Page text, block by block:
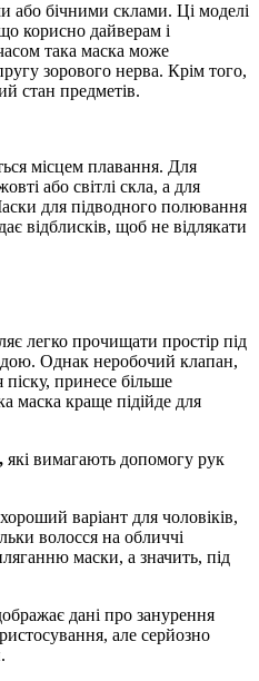
або бічними склами. Ці моделі
корисно дайверам і
така маска може
зорового нерва. Крім того,
стан предметів.
місцем плавання. Для
або світлі скла, а для
для підводного полювання
відблисків, щоб не відлякати
легко прочищати простір під
Однак неробочий клапан,
принесе більше
маска краще підійде для
які вимагають допомогу рук
варіант для чоловіків,
волосся на обличчі
маски, а значить, під
дані про занурення
але серйозно